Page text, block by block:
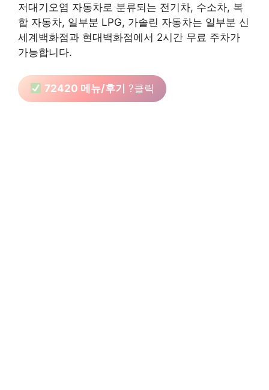
저대기오염 자동차로 분류되는 전기차, 수소차, 복
합 자동차, 일부분 LPG, 가솔린 자동차는 일부분 신
세계백화점과 현대백화점에서 2시간 무료 주차가
가능합니다.
72420 메뉴/후기 ?클릭